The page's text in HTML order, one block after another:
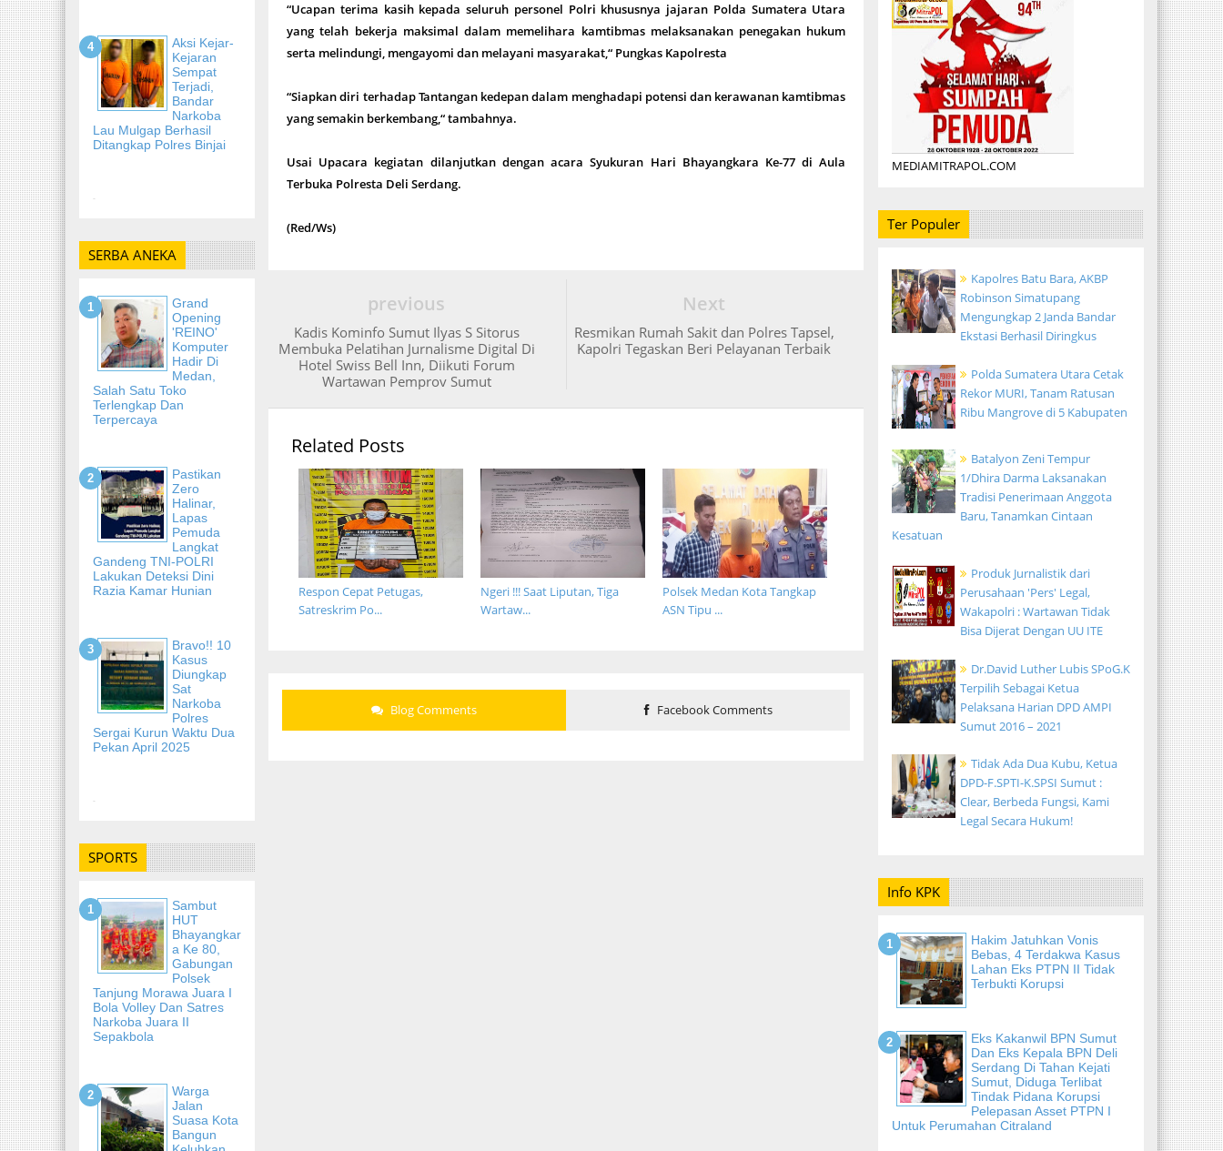
Aksi Kejar-
Kejaran
Sempat
Terjadi,
Bandar
Narkoba
Lau Mulgap Berhasil
Ditangkap Polres Binjai
-
SERBA ANEKA
Grand
Opening
'REINO'
Komputer
Hadir Di
Medan,
Salah Satu Toko
Terlengkap Dan
Terpercaya
Pastikan
Zero
Halinar,
Lapas
Pemuda
Langkat
Gandeng TNI-POLRI
Lakukan Deteksi Dini
Razia Kamar Hunian
Bravo!! 10
Kasus
Diungkap
Sat
Narkoba
Polres
Sergai Kurun Waktu Dua
Pekan April 2025
-
SPORTS
Sambut
HUT
Bhayangkar
A Ke 80,
Gabungan
Polsek
Tanjung Morawa Juara I
Bola Volley Dan Satres
Narkoba Juara II
Sepakbola
Warga
Jalan
Suasa Kota
Bangun
“Ucapan terima kasih kepada seluruh personel Polri khususnya jajaran Polda Sumatera Utara
yang telah bekerja maksimal dalam memelihara kamtibmas melaksanakan penegakan hukum
serta melindungi, mengayomi dan melayani masyarakat,“ Pungkas Kapolresta
“Siapkan diri terhadap Tantangan kedepan dalam menghadapi potensi dan kerawanan kamtibmas
yang semakin berkembang,“ tambahnya.
Usai Upacara kegiatan dilanjutkan dengan acara Syukuran Hari Bhayangkara Ke-77 di Aula
Terbuka Polresta Deli Serdang.
(Red/Ws)
Next
Resmikan Rumah Sakit dan Polres Tapsel,
Kapolri Tegaskan Beri Pelayanan Terbaik
previous
Kadis Kominfo Sumut Ilyas S Sitorus
Membuka Pelatihan Jurnalisme Digital Di
Hotel Swiss Bell Inn, Diikuti Forum
Wartawan Pemprov Sumut
Related Posts
Polsek Medan Kota Tangkap
ASN Tipu ...
Ngeri !!! Saat Liputan, Tiga
Wartaw...
Respon Cepat Petugas,
Satreskrim Po...
Blog Comments Facebook Comments
MEDIAMITRAPOL.COM
Ter Populer
Kapolres Batu Bara, AKBP
Robinson Simatupang
Mengungkap 2 Janda Bandar
Ekstasi Berhasil Diringkus
Polda Sumatera Utara Cetak
Rekor MURI, Tanam Ratusan
Ribu Mangrove di 5 Kabupaten
Batalyon Zeni Tempur
1/Dhira Darma Laksanakan
Tradisi Penerimaan Anggota
Baru, Tanamkan Cintaan
Kesatuan
Produk Jurnalistik dari
Perusahaan 'Pers' Legal,
Wakapolri : Wartawan Tidak
Bisa Dijerat Dengan UU ITE
Dr.David Luther Lubis SPoG.K
Terpilih Sebagai Ketua
Pelaksana Harian DPD AMPI
Sumut 2016 – 2021
Tidak Ada Dua Kubu, Ketua
DPD-F.SPTI-K.SPSI Sumut :
Clear, Berbeda Fungsi, Kami
Legal Secara Hukum!
Info KPK
Hakim Jatuhkan Vonis
Bebas, 4 Terdakwa Kasus
Lahan Eks PTPN II Tidak
Terbukti Korupsi
Eks Kakanwil BPN Sumut
Dan Eks Kepala BPN Deli
Serdang Di Tahan Kejati
Sumut, Diduga Terlibat
Tindak Pidana Korupsi
Pelepasan Asset PTPN I
Untuk Perumahan Citraland